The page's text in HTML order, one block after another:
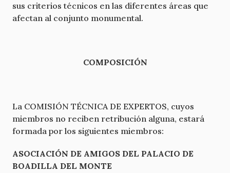
sus criterios técnicos en las diferentes áreas que
afectan al conjunto monumental.
COMPOSICIÓN
La COMISIÓN TÉCNICA DE EXPERTOS, cuyos
miembros no reciben retribución alguna, estará
formada por los siguientes miembros:
ASOCIACIÓN DE AMIGOS DEL PALACIO DE
BOADILLA DEL MONTE